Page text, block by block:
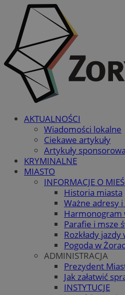
AKTUALNOŚCI
Wiadomości lokalne
Ciekawe artykuły
Artykuły
KRYMINALNE
MIASTO
INFORMACJE O
Historia miasta
Ważne adresy
Harmonogram
Parafie i msze
Rozkłady jazdy
Pogoda w
ADMINISTRACJA
Prezydent
Jak załatwić
INSTYTUCJE